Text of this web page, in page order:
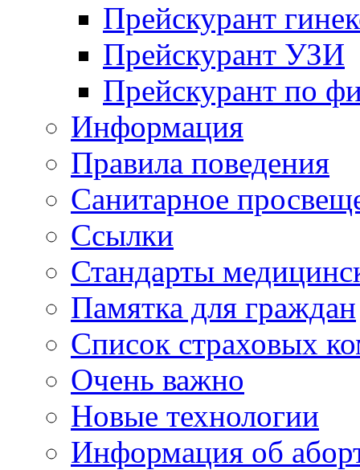
Прейскурант
Прейскурант УЗИ
Прейскурант по
Информация
Правила поведения
Санитарное
Ссылки
Стандарты
Памятка для граждан
Список страховых
Очень важно
Новые технологии
Информация об